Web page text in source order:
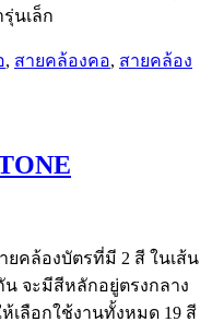
นเล็ก
, สายคล้องคอ, สายคล้อง
ยคล้องบัตรที่มี 2 สี ในเส้น
น จะมีสีหลักอยู่ตรงกลาง
เลือกใช้งานทั้งหมด 19 สี